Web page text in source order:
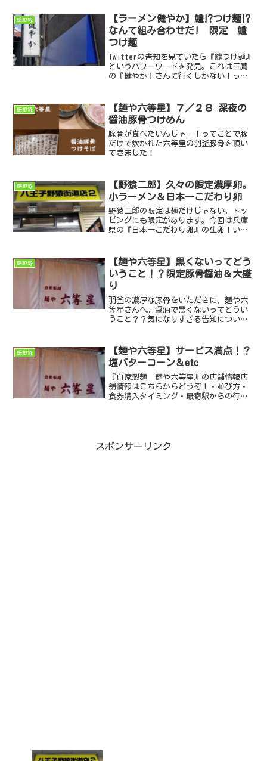
感想録
【ラーメン健やか】鱧⁉つけ麺⁉
なんて組み合わせだ! 限定 鱧
つけ麺
Twitterの告知を見ていたら『鱧つけ麺』
というパワーワードを発見。これは三鷹
の『健やか』さんに行くしかない！って
感想録
【麺や六等星】７／２８ 深夜の
醤油豚骨つけめん
豚骨が食べたいんじゃ―！ってことで豚
だけで炊かれた六等星の羽釜豚骨を頂い
てきました！
感想録
【野猿二郎】久々の限定濃厚卵。
小ラーメン＆日本一こだわり卵
野猿二郎の限定は麺だけじゃない。トッ
ピングにも限定があります。今回は兵庫
県の『日本一こだわり卵』の生卵！いっ
感想録
【麺や六等星】黒くないってどう
いうこと！？限定豚骨醤油＆大盛
り
羽釜の濃厚な豚骨をいただきに、麺や六
等星さんへ。醤油で黒くないってどうい
うこと？？気になりすぎる告知についつ
感想録
【麺や六等星】サービス満点！？
塩バターコーン＆etc
『自家製麺 麺や六等星』の店舗情報店
舗情報はこちらからどうぞ！・並び方・
食券購入タイミング・最寄駅からの行き
スポンサーリンク